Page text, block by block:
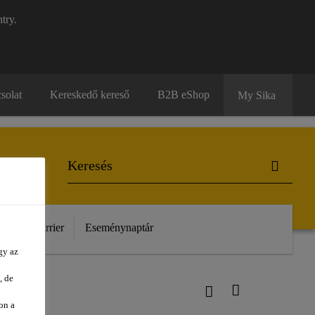
Kereskedő kereső B2B eShop My Sika
Karrier Eseménynaptár
az
de
a